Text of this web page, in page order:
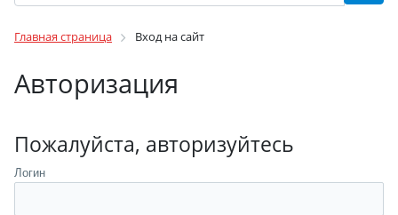
Главная страница Вход на сайт
Авторизация
Пожалуйста, авторизуйтесь
Логин